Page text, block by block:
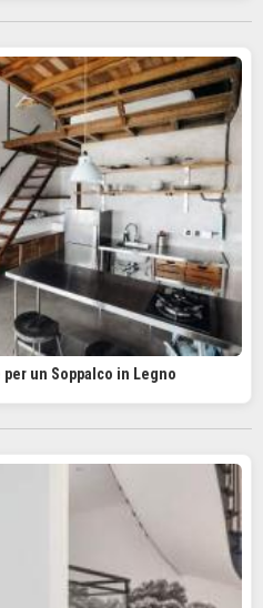
un Soppalco in Legno